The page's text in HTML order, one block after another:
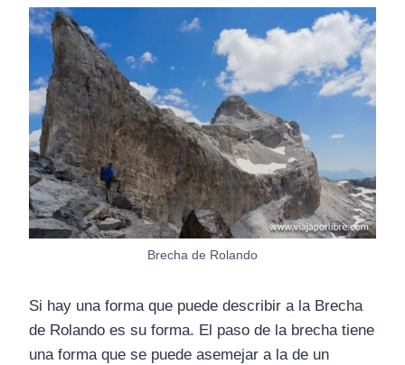
Brecha de Rolando
Si hay una forma que puede describir a la Brecha
de Rolando es su forma. El paso de la brecha tiene
una forma que se puede asemejar a la de un